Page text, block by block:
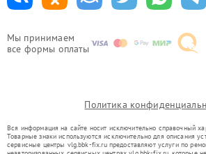
Мы принимаем
все формы оплаты
Политика
Вся информация на сайте носит исключительно справочный
Товарные знаки используются исключительно для описания
сервисные центры vlg.bbk-fix.ru предоставляют услуги по